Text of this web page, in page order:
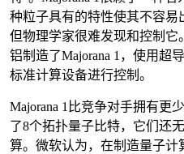
种粒子具有的特性使其不容易
但物理学家很难发现和控制它
铝制造了Majorana 1，使用超
标准计算设备进行控制。
Majorana 1比竞争对手拥有更
了8个拓扑量子比特，它们还
算。微软认为，在制造量子